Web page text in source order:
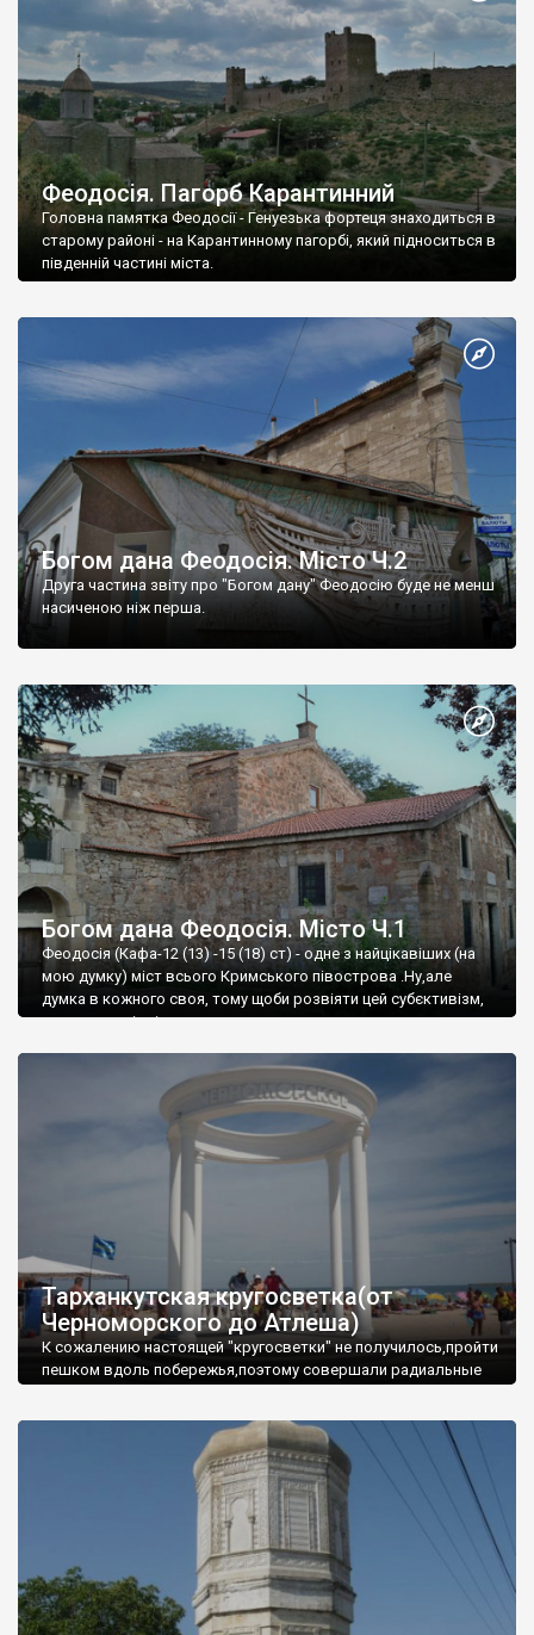
Феодосія. Пагорб Карантинний
Головна памятка Феодосії - Генуезька фортеця знаходиться в
старому районі - на Карантинному пагорбі, який підноситься в
південній частині міста.
Богом дана Феодосія. Місто Ч.2
Друга частина звіту про "Богом дану" Феодосію буде не менш
насиченою ніж перша.
Богом дана Феодосія. Місто Ч.1
Феодосія (Кафа-12 (13) -15 (18) ст) - одне з найцікавіших (на
мою думку) міст всього Кримського півострова .Ну,але
думка в кожного своя, тому щоби розвіяти цей субєктивізм,
запрошую відвідати це
Тарханкутская кругосветка(от
Черноморского до Атлеша)
К сожалению настоящей "кругосветки" не получилось,пройти
пешком вдоль побережья,поэтому совершали радиальные